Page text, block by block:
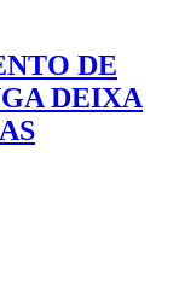
DE
DEIXA